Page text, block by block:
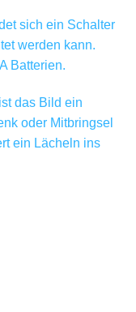
sich ein Schalter
werden kann.
Batterien.
das Bild ein
oder Mitbringsel
ein Lächeln ins